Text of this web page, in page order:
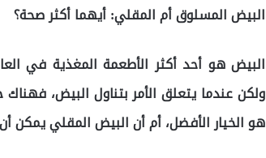
البيض المسلوق أم المقلي: أيهما أكثر صحة؟
البيض هو أحد أكثر الأطعمة المغذية في
ولكن عندما يتعلق الأمر بتناول البيض،
هو الخيار الأفضل، أم أن البيض المقلي يمكن